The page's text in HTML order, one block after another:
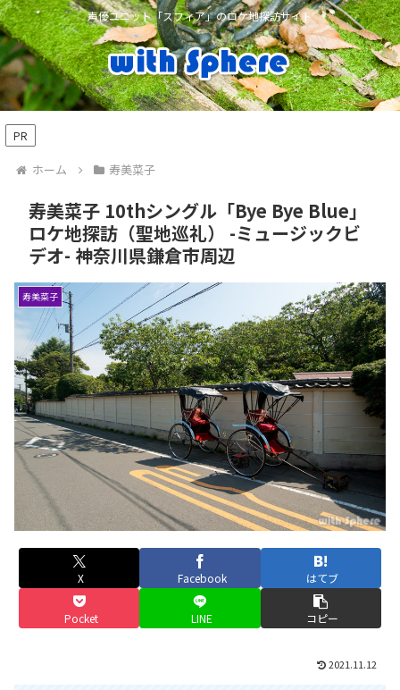
声優ユニット「スフィア」のロケ地探訪サイト
PR
ホーム 寿美菜子
寿美菜子 10thシングル「Bye Bye Blue」
ロケ地探訪（聖地巡礼） -ミュージックビ
デオ- 神奈川県鎌倉市周辺
寿美菜子
X Facebook はてブ
Pocket LINE コピー
2021.11.12